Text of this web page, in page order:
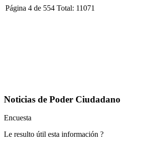
Página 4 de 554 Total: 11071
Noticias de Poder Ciudadano
Encuesta
Le resulto útil esta información ?